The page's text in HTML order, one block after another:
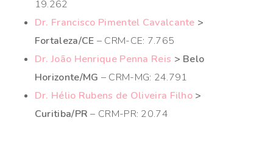
19.262
Dr. Francisco Pimentel Cavalcante >
Fortaleza/CE – CRM-CE: 7.765
Dr. João Henrique Penna Reis > Belo
Horizonte/MG – CRM-MG: 24.791
Dr. Hélio Rubens de Oliveira Filho >
Curitiba/PR – CRM-PR: 20.74